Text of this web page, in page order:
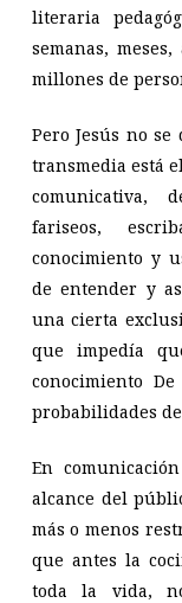
literaria
semanas,
millones de
Pero Jesús no
transmedia está
comunicativa,
fariseos,
conocimiento y
de entender y
una cierta
que impedía
conocimiento
probabilidades
En
alcance del
más o menos
que antes la
toda la vida,